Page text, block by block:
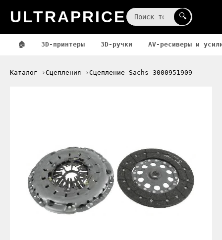
ULTRAPRICE 🔍
🏠 3D-принтеры 3D-ручки AV-ресиверы и
Каталог Сцепления Сцепление Sachs 3000951909